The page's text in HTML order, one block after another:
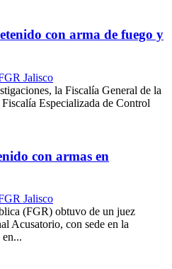
con arma de fuego y
Jalisco
la Fiscalía General de la
Especializada de Control
con armas en
Jalisco
(FGR) obtuvo de un juez
Acusatorio, con sede en la